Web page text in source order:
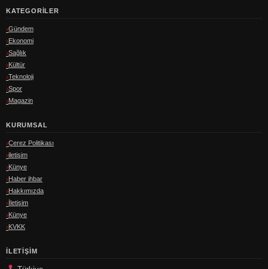
KATEGORILER
Gündem
Ekonomi
Sağlık
Kültür
Teknoloji
Spor
Magazin
KURUMSAL
Çerez Politikası
iletişim
Künye
Haber ihbar
Hakkımızda
İletişim
Künye
KVKK
İLETIŞIM